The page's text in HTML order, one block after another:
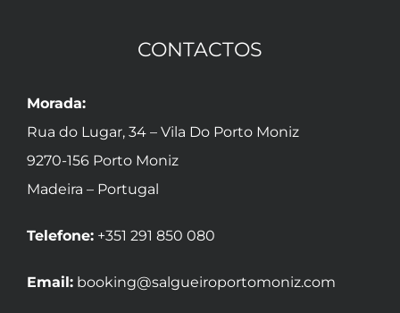
CONTACTOS
Morada:
Rua do Lugar, 34 – Vila Do Porto Moniz
9270-156 Porto Moniz
Madeira – Portugal
Telefone: +351 291 850 080
Email: booking@salgueiroportomoniz.com